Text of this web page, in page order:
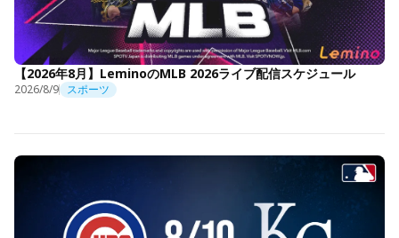
【2026年8月】LeminoのMLB 2026ライブ配信スケジュール
2026/8/9 スポーツ